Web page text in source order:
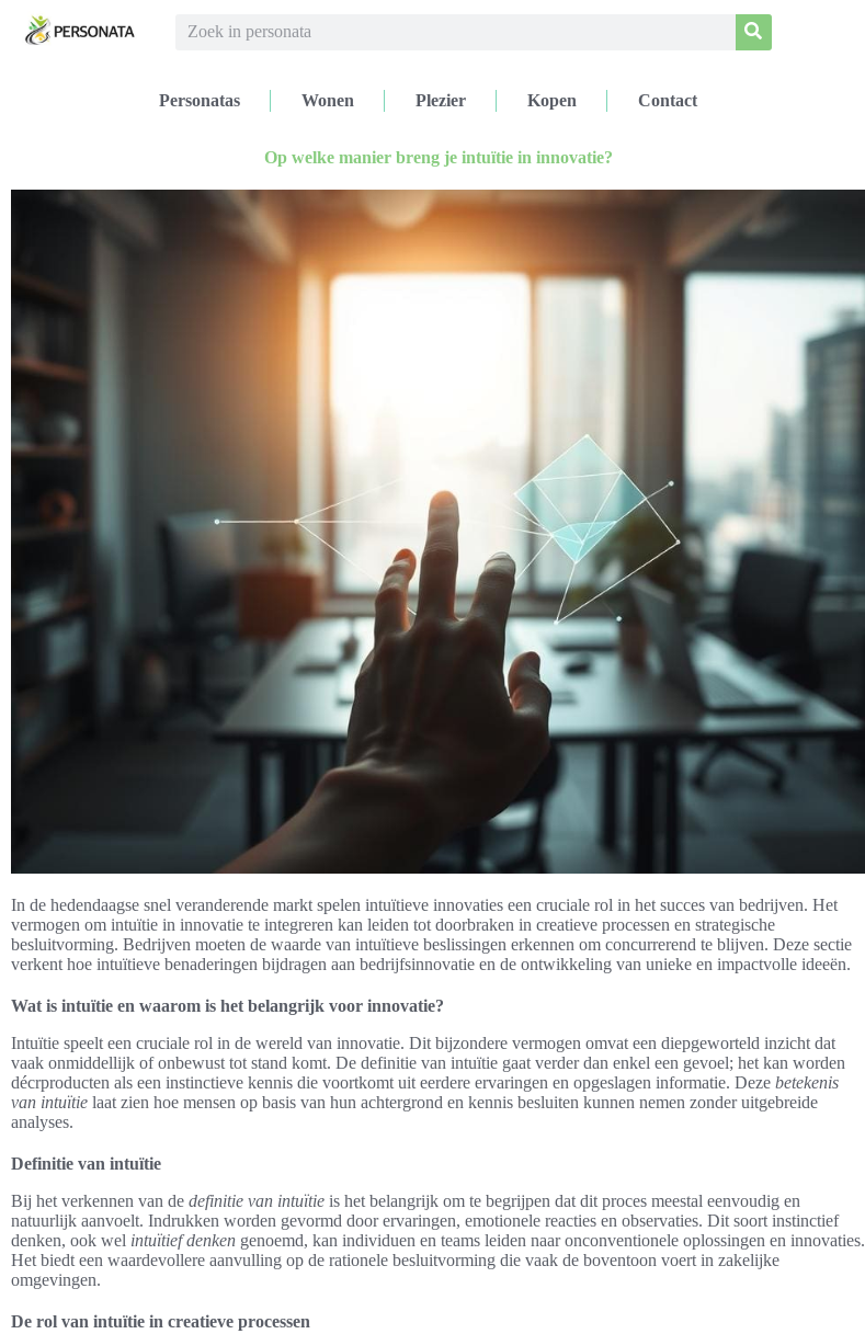
Personatas Wonen Plezier Kopen Contact
Op welke manier breng je intuïtie in innovatie?
In de hedendaagse snel veranderende markt spelen intuïtieve innovaties een cruciale rol in het succes van bedrijven. Het
vermogen om intuïtie in innovatie te integreren kan leiden tot doorbraken in creatieve processen en strategische
besluitvorming. Bedrijven moeten de waarde van intuïtieve beslissingen erkennen om concurrerend te blijven. Deze sectie
verkent hoe intuïtieve benaderingen bijdragen aan bedrijfsinnovatie en de ontwikkeling van unieke en impactvolle ideeën.
Wat is intuïtie en waarom is het belangrijk voor innovatie?
Intuïtie speelt een cruciale rol in de wereld van innovatie. Dit bijzondere vermogen omvat een diepgeworteld inzicht dat
vaak onmiddellijk of onbewust tot stand komt. De definitie van intuïtie gaat verder dan enkel een gevoel; het kan worden
décrproducten als een instinctieve kennis die voortkomt uit eerdere ervaringen en opgeslagen informatie. Deze betekenis
van intuïtie laat zien hoe mensen op basis van hun achtergrond en kennis besluiten kunnen nemen zonder uitgebreide
analyses.
Definitie van intuïtie
Bij het verkennen van de definitie van intuïtie is het belangrijk om te begrijpen dat dit proces meestal eenvoudig en
natuurlijk aanvoelt. Indrukken worden gevormd door ervaringen, emotionele reacties en observaties. Dit soort instinctief
denken, ook wel intuïtief denken genoemd, kan individuen en teams leiden naar onconventionele oplossingen en innovaties.
Het biedt een waardevollere aanvulling op de rationele besluitvorming die vaak de boventoon voert in zakelijke
omgevingen.
De rol van intuïtie in creatieve processen